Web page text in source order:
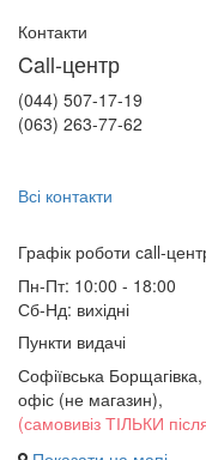
Контакти
Call-центр
(044) 507-17-19
(063) 263-77-62
Всі контакти
Графік роботи сall-
Пн-Пт: 10:00 - 18:00
Сб-Нд: вихідні
Пункти видачі
Софіївська
офіс (не магазин),
(самовивіз ТІЛЬКИ